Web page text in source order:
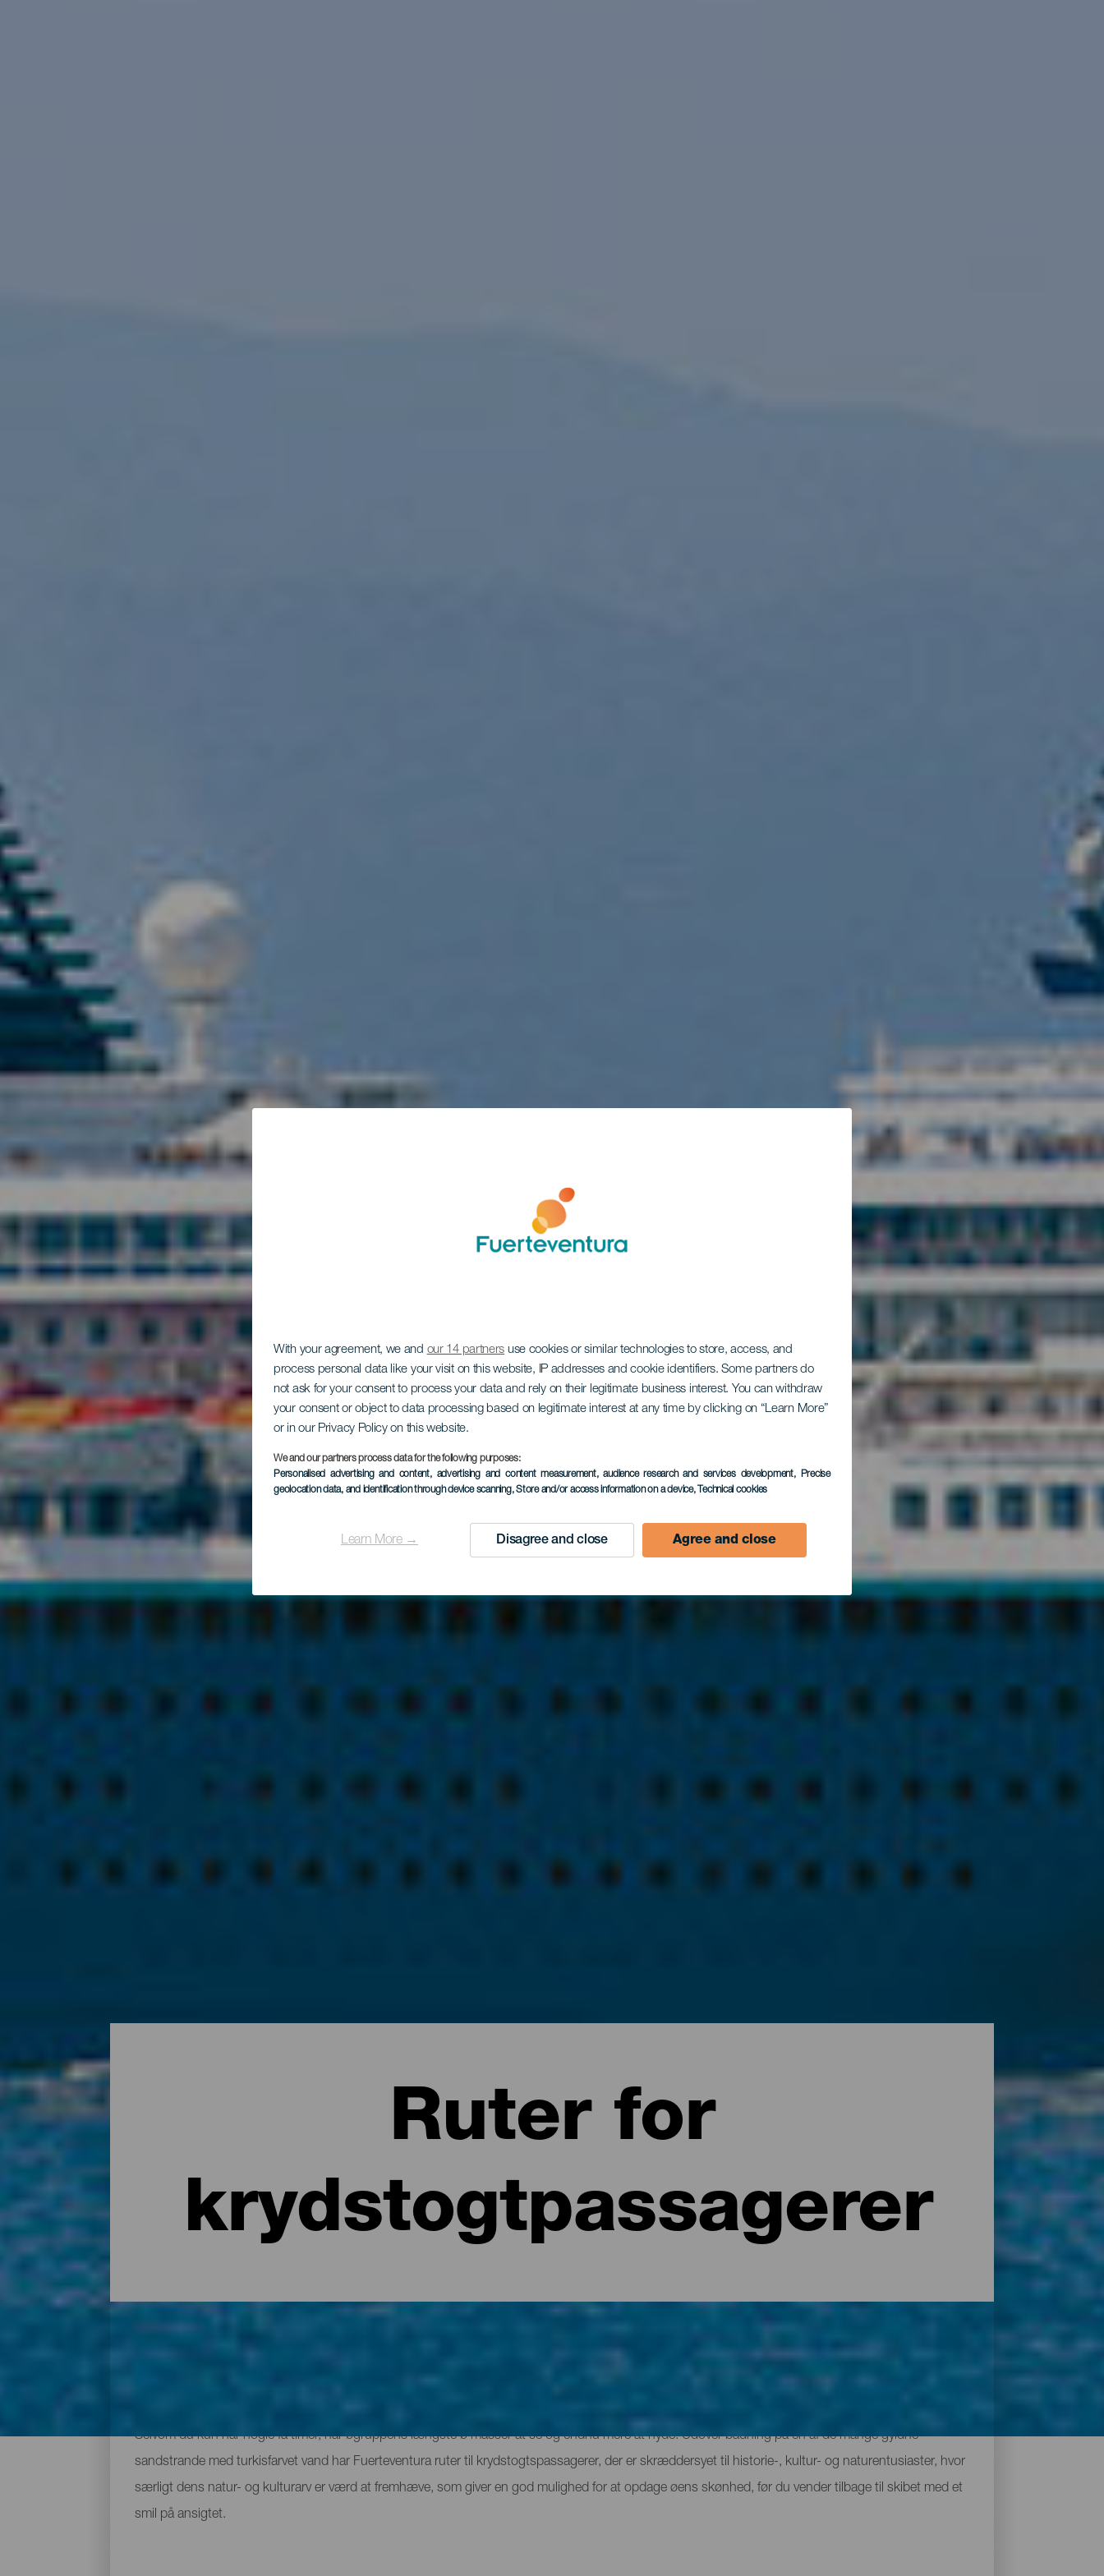
With your agreement, we and our 14 partners use cookies or similar technologies to store, access, and
process personal data like your visit on this website, IP addresses and cookie identifiers. Some partners do
not ask for your consent to process your data and rely on their legitimate business interest. You can withdraw
your consent or object to data processing based on legitimate interest at any time by clicking on “Learn More”
or in our Privacy Policy on this website.
We and our partners process data for the following purposes:
Personalised advertising and content, advertising and content measurement, audience research and services development, Precise
geolocation data, and identification through device scanning, Store and/or access information on a device, Technical cookies
Learn More → Disagree and close Agree and close
Ruter for
krydstogtpassagerer
Selvom du kun har nogle få timer, har øgruppens længste ø masser at se og endnu mere at nyde. Udover badning på én af de mange gyldne
sandstrande med turkisfarvet vand har Fuerteventura ruter til krydstogtspassagerer, der er skræddersyet til historie-, kultur- og naturentusiaster, hvor
særligt dens natur- og kulturarv er værd at fremhæve, som giver en god mulighed for at opdage øens skønhed, før du vender tilbage til skibet med et
smil på ansigtet.